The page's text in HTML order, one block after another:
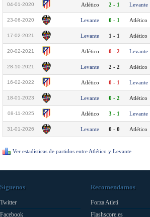
04-01-2020 Atlético 2 - 1 Levante
23-06-2020 Levante 0 - 1 Atlético
17-02-2021 Levante 1 - 1 Atlético
20-02-2021 Atlético 0 - 2 Levante
28-10-2021 Levante 2 - 2 Atlético
16-02-2022 Atlético 0 - 1 Levante
18-01-2023 Levante 0 - 2 Atlético
08-11-2025 Atlético 3 - 1 Levante
31-01-2026 Levante 0 - 0 Atlético
Ver estadísticas de partidos entre Atlético y Levante
Síguenos
Twitter
Facebook
Recomendamos
Forza Atleti
Flashscore.es